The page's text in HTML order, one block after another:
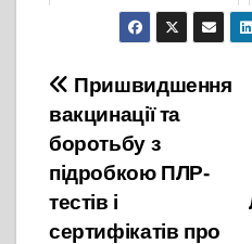
22 Січня, 2022
Навігація
записів
Пришвидшення
вакцинації та
боротьбу з
підробкою ПЛР-
тестів і
сертифікатів про